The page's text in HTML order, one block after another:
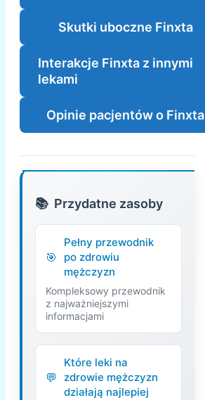
Skutki uboczne Finxta
Interakcje Finxta z innymi
lekami
Opinie pacjentów o Finxta
Przydatne zasoby
Pełny przewodnik
po zdrowiu
mężczyzn
Kompleksowy przewodnik
z najważniejszymi
informacjami
Które leki na
zdrowie mężczyzn
działają najlepiej